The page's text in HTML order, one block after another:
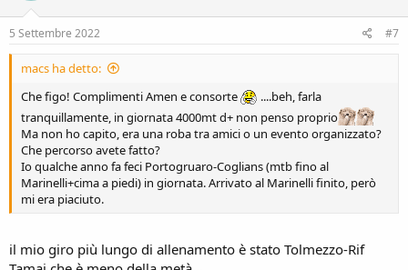
n
:
5 Settembre 2022 #7
macs ha detto:
Che figo! Complimenti Amen e consorte
....beh, farla
tranquillamente, in giornata 4000mt d+ non penso proprio
Ma non ho capito, era una roba tra amici o un evento organizzato?
Che percorso avete fatto?
Io qualche anno fa feci Portogruaro-Coglians (mtb fino al
Marinelli+cima a piedi) in giornata. Arrivato al Marinelli finito, però
mi era piaciuto.
il mio giro più lungo di allenamento è stato Tolmezzo-Rif